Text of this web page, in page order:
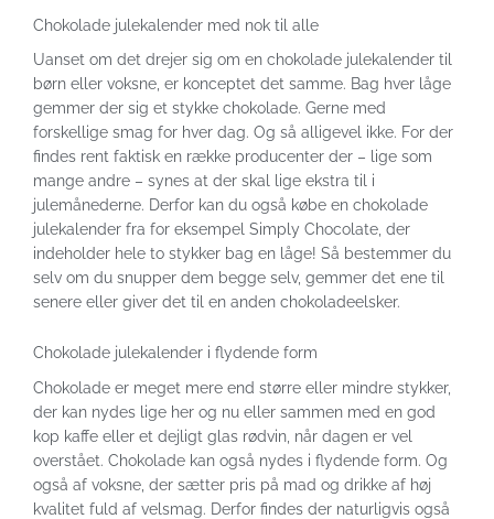
Chokolade julekalender med nok til alle
Uanset om det drejer sig om en chokolade julekalender til
børn eller voksne, er konceptet det samme. Bag hver låge
gemmer der sig et stykke chokolade. Gerne med
forskellige smag for hver dag. Og så alligevel ikke. For der
findes rent faktisk en række producenter der – lige som
mange andre – synes at der skal lige ekstra til i
julemånederne. Derfor kan du også købe en chokolade
julekalender fra for eksempel Simply Chocolate, der
indeholder hele to stykker bag en låge! Så bestemmer du
selv om du snupper dem begge selv, gemmer det ene til
senere eller giver det til en anden chokoladeelsker.
Chokolade julekalender i flydende form
Chokolade er meget mere end større eller mindre stykker,
der kan nydes lige her og nu eller sammen med en god
kop kaffe eller et dejligt glas rødvin, når dagen er vel
overstået. Chokolade kan også nydes i flydende form. Og
også af voksne, der sætter pris på mad og drikke af høj
kvalitet fuld af velsmag. Derfor findes der naturligvis også